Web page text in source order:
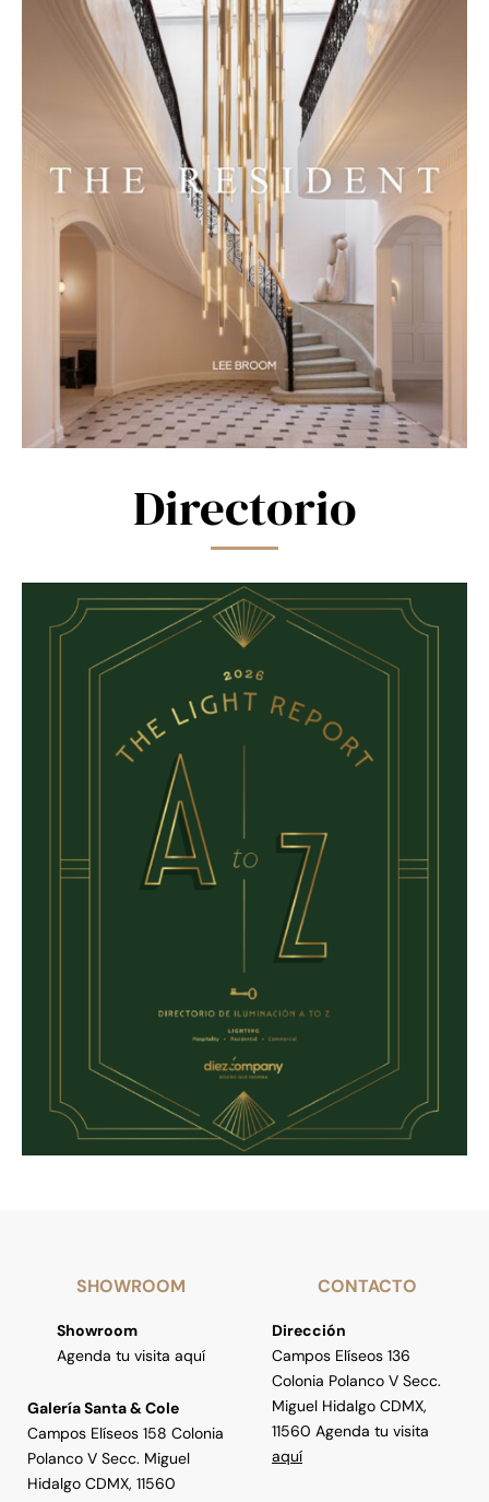
Directorio
SHOWROOM
Showroom
Agenda tu visita aquí
Galería Santa & Cole
Campos Elíseos 158 Colonia
Polanco V Secc. Miguel
Hidalgo CDMX, 11560
CONTACTO
Dirección
Campos Elíseos 136
Colonia Polanco V Secc.
Miguel Hidalgo CDMX,
11560 Agenda tu visita
aquí